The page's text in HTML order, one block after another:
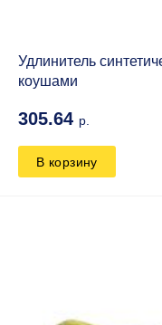
Удлинитель
коушами
305.64 р.
В корзину